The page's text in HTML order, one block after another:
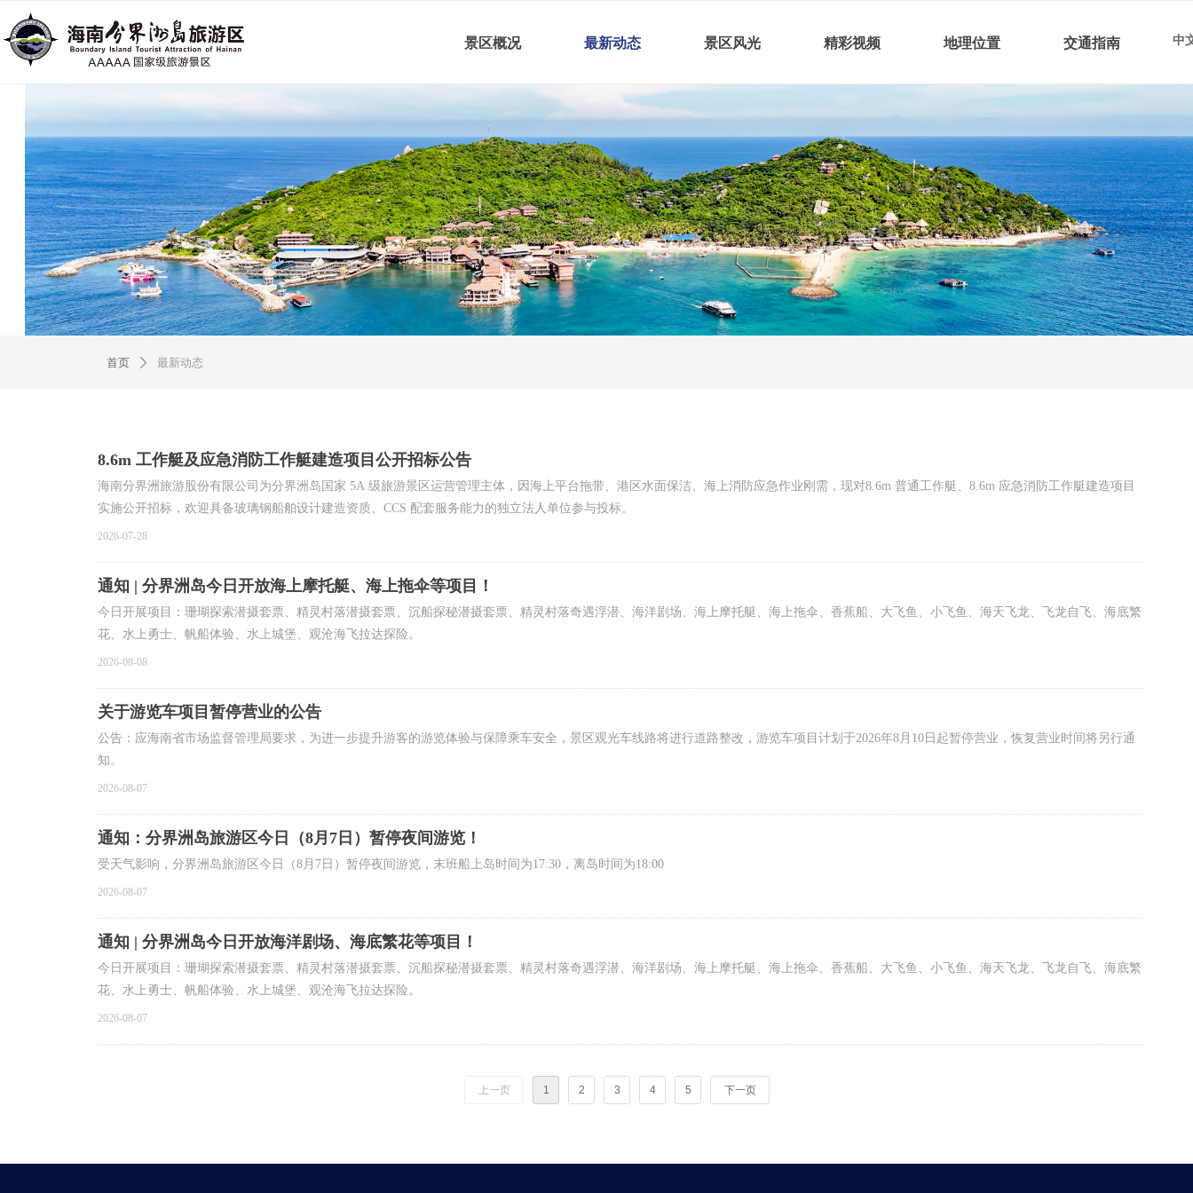
景区概况 最新动态 景区风光 精彩视频 地理位置 交通指南 中
8.6m 工作艇及应急消防工作艇建造项目公开招标公告
海南分界洲旅游股份有限公司为分界洲岛国家 5A 级旅游景区运营管理主体，因海上平台拖带、港区水面保洁、海上消防应急作业刚需，现对8.6m 普通工作艇、8.6m 应急消防工作艇建造项目
实施公开招标，欢迎具备玻璃钢船舶设计建造资质、CCS 配套服务能力的独立法人单位参与投标。
2026-07-28
通知 | 分界洲岛今日开放海上摩托艇、海上拖伞等项目！
今日开展项目：珊瑚探索潜摄套票、精灵村落潜摄套票、沉船探秘潜摄套票、精灵村落奇遇浮潜、海洋剧场、海上摩托艇、海上拖伞、香蕉船、大飞鱼、小飞鱼、海天飞龙、飞龙自飞、海底繁
花、水上勇士、帆船体验、水上城堡、观沧海飞拉达探险。
2026-08-08
关于游览车项目暂停营业的公告
公告：应海南省市场监督管理局要求，为进一步提升游客的游览体验与保障乘车安全，景区观光车线路将进行道路整改，游览车项目计划于2026年8月10日起暂停营业，恢复营业时间将另行通
知。
2026-08-07
通知：分界洲岛旅游区今日（8月7日）暂停夜间游览！
受天气影响，分界洲岛旅游区今日（8月7日）暂停夜间游览，末班船上岛时间为17:30，离岛时间为18:00
2026-08-07
通知 | 分界洲岛今日开放海洋剧场、海底繁花等项目！
今日开展项目：珊瑚探索潜摄套票、精灵村落潜摄套票、沉船探秘潜摄套票、精灵村落奇遇浮潜、海洋剧场、海上摩托艇、海上拖伞、香蕉船、大飞鱼、小飞鱼、海天飞龙、飞龙自飞、海底繁
花、水上勇士、帆船体验、水上城堡、观沧海飞拉达探险。
2026-08-07
上一页 1 2 3 4 5 下一页
首页 ꄲ 最新动态